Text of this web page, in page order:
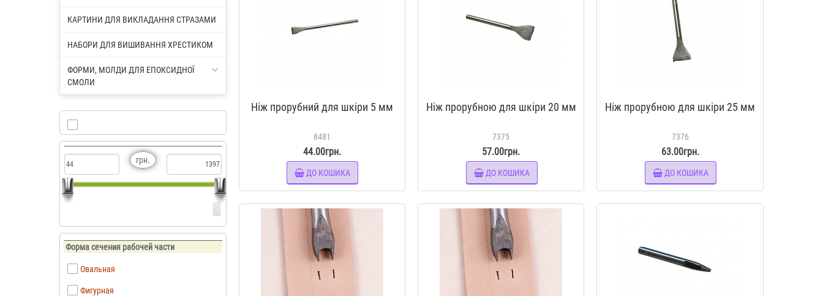
КАРТИНИ ДЛЯ ВИКЛАДАННЯ СТРАЗАМИ
НАБОРИ ДЛЯ ВИШИВАННЯ ХРЕСТИКОМ
ФОРМИ, МОЛДИ ДЛЯ ЕПОКСИДНОЇ
СМОЛИ
грн.
Форма сечения рабочей части
Овальная
Фигурная
Ніж прорубний для шкіри 5 мм
8481
44.00грн.
ДО КОШИКА
Ніж прорубною для шкіри 20 мм
7375
57.00грн.
ДО КОШИКА
Ніж прорубною для шкіри 25 мм
7376
63.00грн.
ДО КОШИКА